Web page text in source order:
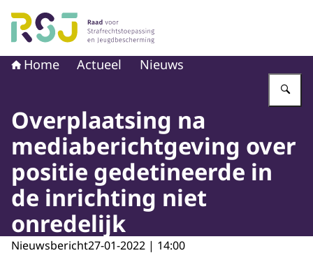
Naar de homepage van Raad voor
Home Actueel Nieuws
Overplaatsing na
mediaberichtgeving over
positie gedetineerde in
de inrichting niet
onredelijk
Nieuwsbericht27-01-2022 | 14:00